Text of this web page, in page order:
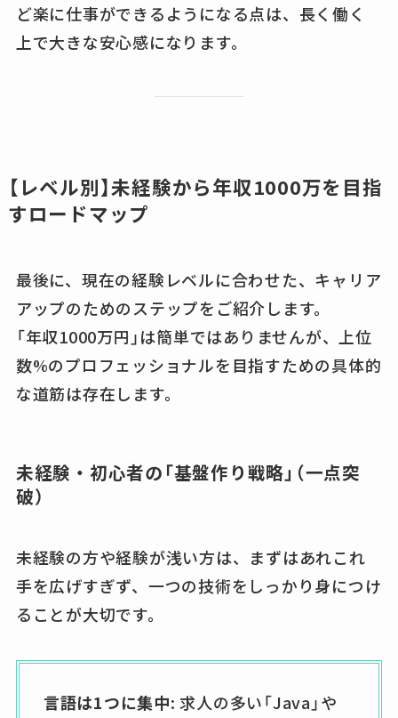
ど楽に仕事ができるようになる点は、長く働く
上で大きな安心感になります。
【レベル別】未経験から年収1000万を目指
すロードマップ
最後に、現在の経験レベルに合わせた、キャリア
アップのためのステップをご紹介します。
「年収1000万円」は簡単ではありませんが、上位
数%のプロフェッショナルを目指すための具体的
な道筋は存在します。
未経験・初心者の「基盤作り戦略」（一点突
破）
未経験の方や経験が浅い方は、まずはあれこれ
手を広げすぎず、一つの技術をしっかり身につけ
ることが大切です。
言語は1つに集中: 求人の多い「Java」や